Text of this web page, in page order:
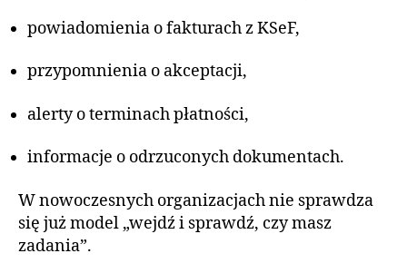
powiadomienia o fakturach z KSeF,
przypomnienia o akceptacji,
alerty o terminach płatności,
informacje o odrzuconych dokumentach.
W nowoczesnych organizacjach nie sprawdza
się już model „wejdź i sprawdź, czy masz
zadania”.